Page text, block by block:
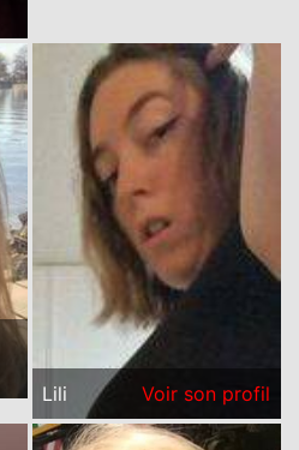
Lili
Voir son profil